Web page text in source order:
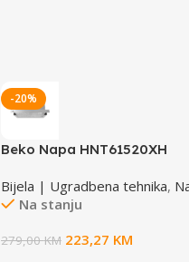
-20%
Beko Napa HNT61520XH
Bijela | Ugradbena tehnika,
Na stanju
279,00KM 223,27 KM